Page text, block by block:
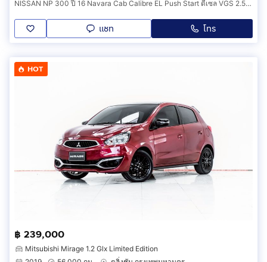
NISSAN NP 300 ปี 16 Navara Cab Calibre EL Push Start ดีเซล VGS 2.5 cc TURBO MT 6 เกียร์ MAX LENSO 16 ยาง Michlien ปี 25 ไม่มีชนน็อตไม่มีขยับ
แชท โทร
HOT
฿ 239,000
Mitsubishi Mirage 1.2 Glx Limited Edition